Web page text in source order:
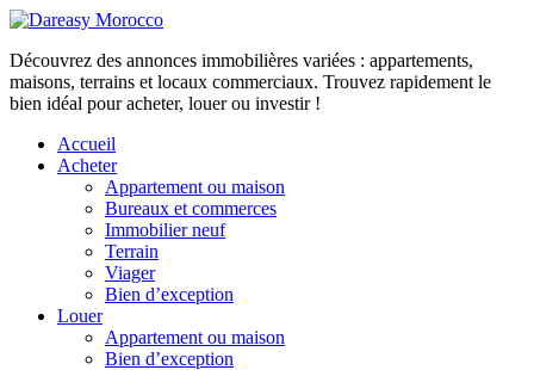
Découvrez des annonces immobilières variées : appartements,
maisons, terrains et locaux commerciaux. Trouvez rapidement le
bien idéal pour acheter, louer ou investir !
Accueil
Acheter
Appartement ou maison
Bureaux et commerces
Immobilier neuf
Terrain
Viager
Bien d’exception
Louer
Appartement ou maison
Bien d’exception